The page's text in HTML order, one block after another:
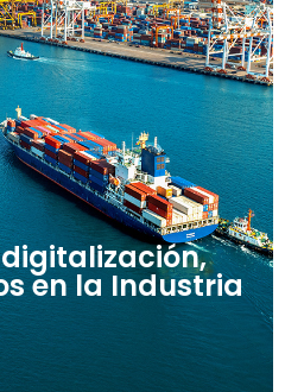
en la Industria